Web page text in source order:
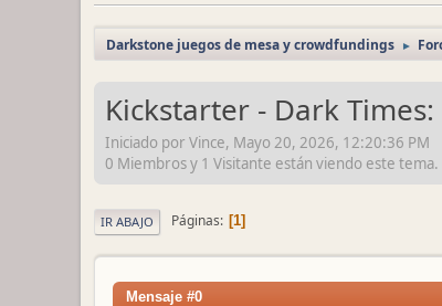
Darkstone juegos de mesa y crowdfundings ►
Kickstarter - Dark
Iniciado por Vince, Mayo 20, 2026, 12:20:36 PM
0 Miembros y 1 Visitante están viendo este tema.
IR ABAJO Páginas 1
Mensaje #0